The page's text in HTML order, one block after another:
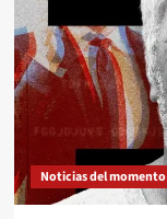
Noticias del momento